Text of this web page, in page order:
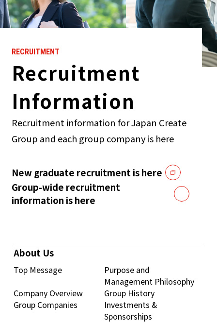
RECRUITMENT
Recruitment
Information
Recruitment information for Japan Create
Group and each group company is here
New graduate recruitment is here
Group-wide recruitment
information is here
About Us
Top Message
Purpose and
Management Philosophy
Company Overview
Group History
Group Companies
Investments &
Sponsorships